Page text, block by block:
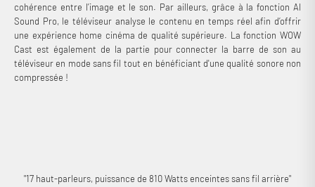
cohérence entre l’image et le son. Par ailleurs, grâce à la fonction AI
Sound Pro, le téléviseur analyse le contenu en temps réel afin d’offrir
une expérience home cinéma de qualité supérieure. La fonction WOW
Cast est également de la partie pour connecter la barre de son au
téléviseur en mode sans fil tout en bénéficiant d'une qualité sonore non
compressée !
"17 haut-parleurs, puissance de 810 Watts enceintes sans fil arrière"